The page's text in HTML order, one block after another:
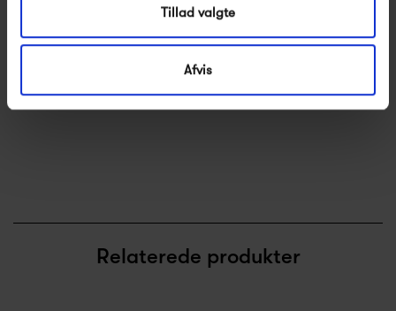
Tillad valgte
Afvis
40 995,00 kr
Relaterede produkter